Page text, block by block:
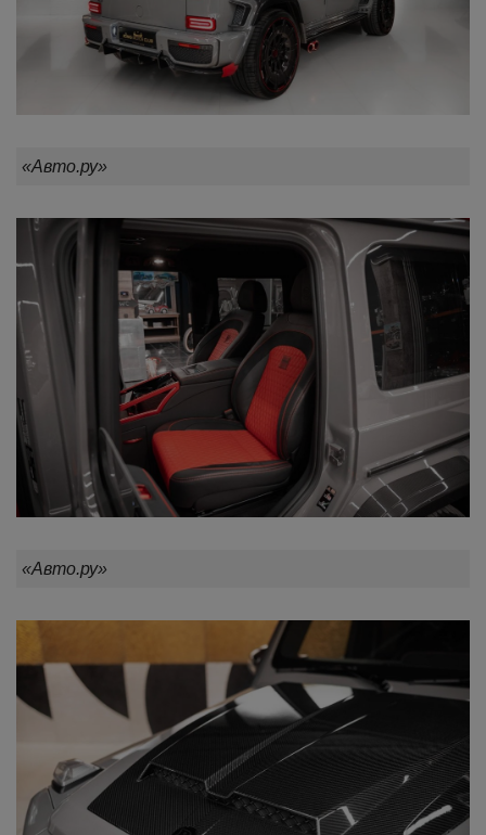
«Авто.ру»
«Авто.ру»